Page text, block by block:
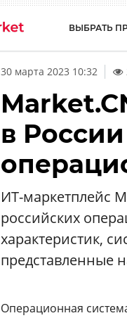
ВЫБРАТЬ
30 марта 2023 10:32
в
ИТ-маркетплейс
российских
характеристик,
представленные
Операционная